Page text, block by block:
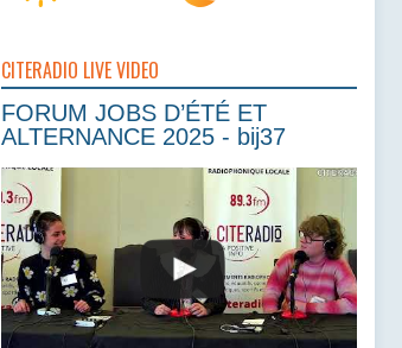
CITERADIO LIVE VIDEO
FORUM JOBS D’ÉTÉ ET
ALTERNANCE 2025 - bij37